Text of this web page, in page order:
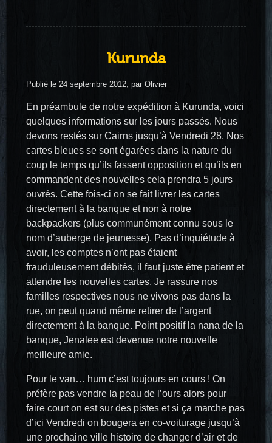
Kurunda
Publié le 24 septembre 2012, par Olivier
En préambule de notre expédition à Kurunda, voici
quelques informations sur les jours passés. Nous
devons restés sur Cairns jusqu’à Vendredi 28. Nos
cartes bleues se sont égarées dans la nature du
coup le temps qu’ils fassent opposition et qu’ils en
commandent des nouvelles cela prendra 5 jours
ouvrés. Cette fois-ci on se fait livrer les cartes
directement à la banque et non à notre
backpackers (plus communément connu sous le
nom d’auberge de jeunesse). Pas d’inquiétude à
avoir, les comptes n’ont pas étaient
frauduleusement débités, il faut juste être patient et
attendre les nouvelles cartes. Je rassure nos
familles respectives nous ne vivons pas dans la
rue, on peut quand même retirer de l’argent
directement à la banque. Point positif la nana de la
banque, Jenalee est devenue notre nouvelle
meilleure amie.
Pour le van… hum c’est toujours en cours ! On
préfère pas vendre la peau de l’ours alors pour
faire court on est sur des pistes et si ça marche pas
d’ici Vendredi on bougera en co-voiturage jusqu’à
une prochaine ville histoire de changer d’air et de